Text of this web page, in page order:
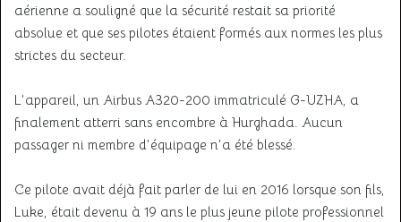
aérienne a souligné que la sécurité restait sa priorité
absolue et que ses pilotes étaient formés aux normes les plus
strictes du secteur.
L’appareil, un Airbus A320-200 immatriculé G-UZHA, a
finalement atterri sans encombre à Hurghada. Aucun
passager ni membre d’équipage n’a été blessé.
Ce pilote avait déjà fait parler de lui en 2016 lorsque son fils,
Luke, était devenu à 19 ans le plus jeune pilote professionnel